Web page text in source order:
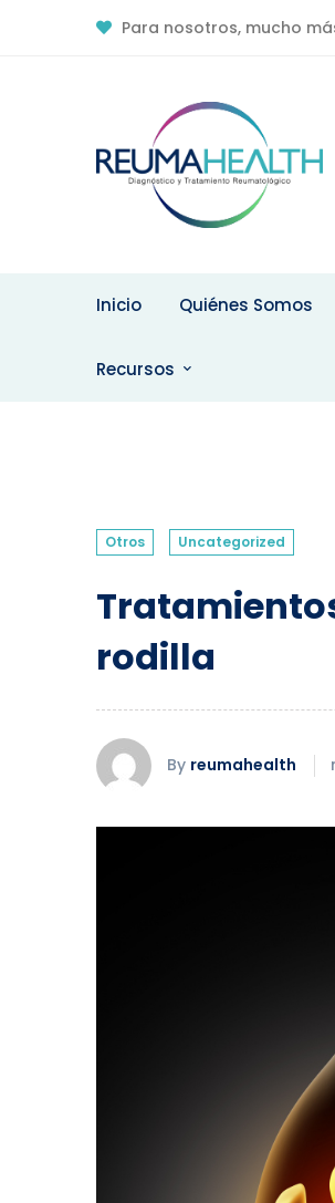
Para nosotros, mucho
Contacto Online
Contáctenos
Inicio Quiénes Somos
Recursos
Otros Uncategorized
rodilla
By reumahealth